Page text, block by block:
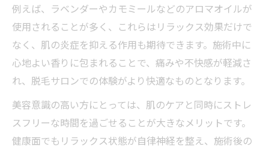
例えば、ラベンダーやカモミールなどのアロマオイルが
使用されることが多く、これらはリラックス効果だけで
なく、肌の炎症を抑える作用も期待できます。施術中に
心地よい香りに包まれることで、痛みや不快感が軽減さ
れ、脱毛サロンでの体験がより快適なものとなります。
美容意識の高い方にとっては、肌のケアと同時にストレ
スフリーな時間を過ごせることが大きなメリットです。
健康面でもリラックス状態が自律神経を整え、施術後の